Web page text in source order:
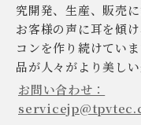
究開発、生産、販売に
お客様の声に耳を傾
コンを作り続けてい
品が人々がより美しい
お問い合わせ：